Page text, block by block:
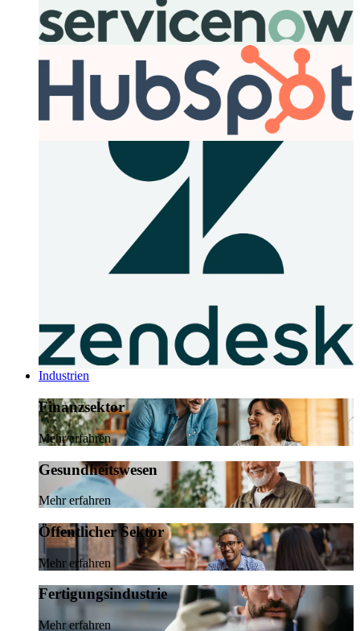
Industrien
Finanzsektor
Mehr erfahren
Gesundheitswesen
Mehr erfahren
Öffentlicher Sektor
Mehr erfahren
Fertigungsindustrie
Mehr erfahren